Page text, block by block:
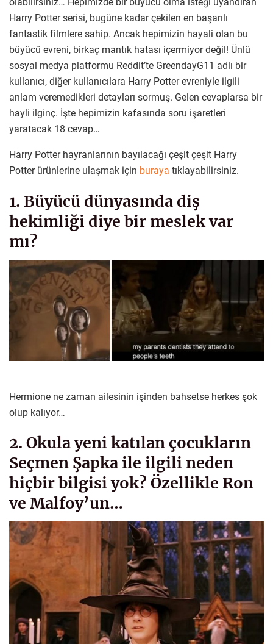
olabilirsiniz… Hepimizde bir büyücü olma isteği uyandıran
Harry Potter serisi, bugüne kadar çekilen en başarılı
fantastik filmlere sahip. Ancak hepimizin hayali olan bu
büyücü evreni, birkaç mantık hatası içermiyor değil! Ünlü
sosyal medya platformu Reddit’te GreendayG11 adlı bir
kullanıcı, diğer kullanıcılara Harry Potter evreniyle ilgili
anlam veremedikleri detayları sormuş. Gelen cevaplarsa bir
hayli ilginç. İşte hepimizin kafasında soru işaretleri
yaratacak 18 cevap…
Harry Potter hayranlarının bayılacağı çeşit çeşit Harry
Potter ürünlerine ulaşmak için buraya tıklayabilirsiniz.
1. Büyücü dünyasında diş
hekimliği diye bir meslek var
mı?
Hermione ne zaman ailesinin işinden bahsetse herkes şok
olup kalıyor…
2. Okula yeni katılan çocukların
Seçmen Şapka ile ilgili neden
hiçbir bilgisi yok? Özellikle Ron
ve Malfoy’un…